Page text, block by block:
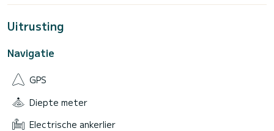
Uitrusting
Navigatie
GPS
Diepte meter
Electrische ankerlier